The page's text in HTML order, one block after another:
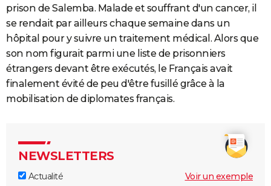
prison de Salemba. Malade et souffrant d'un cancer, il
se rendait par ailleurs chaque semaine dans un
hôpital pour y suivre un traitement médical. Alors que
son nom figurait parmi une liste de prisonniers
étrangers devant être exécutés, le Français avait
finalement évité de peu d'être fusillé grâce à la
mobilisation de diplomates français.
NEWSLETTERS
Actualité
Voir un exemple